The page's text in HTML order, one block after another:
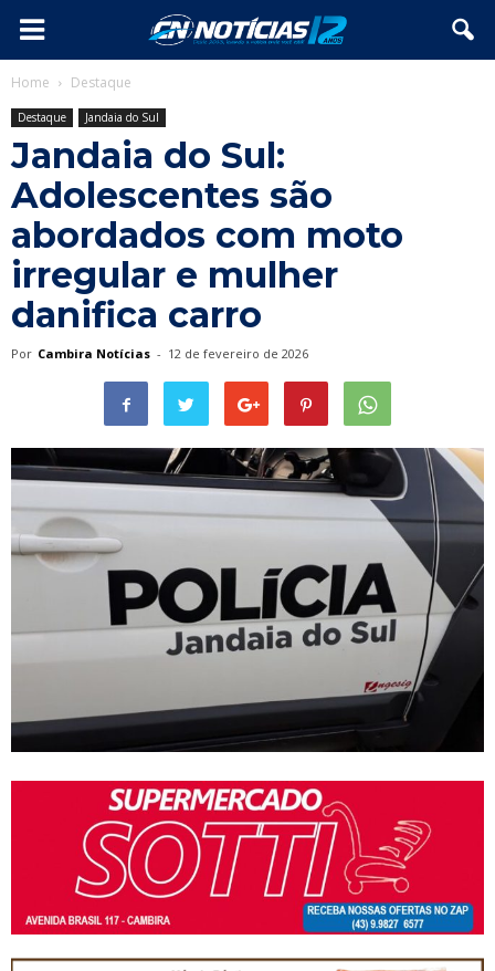
Home Destaque
Destaque Jandaia do Sul
Jandaia do Sul:
Adolescentes são
abordados com moto
irregular e mulher
danifica carro
Por Cambira Notícias - 12 de fevereiro de 2026